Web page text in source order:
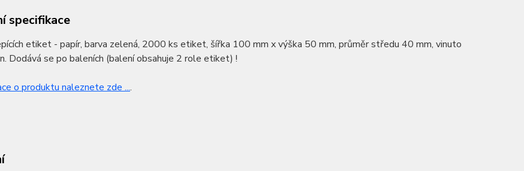
specifikace
etiket - papír, barva zelená, 2000 ks etiket, šířka 100 mm x výška 50 mm, průměr středu 40 mm, vinuto
Dodává se po baleních (balení obsahuje 2 role etiket) !
o produktu naleznete zde ....